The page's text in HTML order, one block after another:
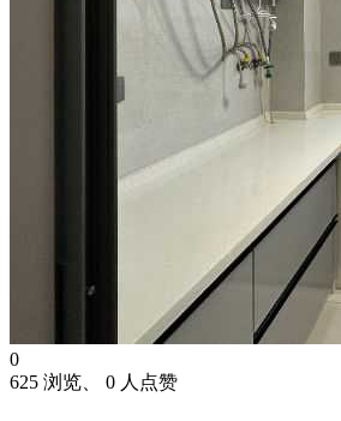
0
625 浏览、 0 人点赞